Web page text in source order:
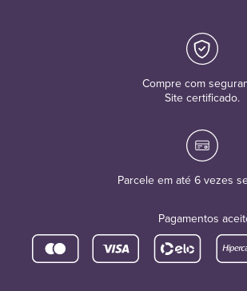
Compre com
Site certificado.
Parcele em até 6 vezes
Pagamentos